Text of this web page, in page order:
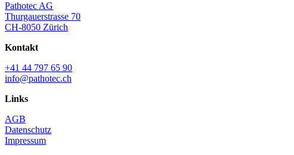
Pathotec AG
Thurgauerstrasse 70
CH-8050 Zürich
Kontakt
+41 44 797 65 90
info@pathotec.ch
Links
AGB
Datenschutz
Impressum